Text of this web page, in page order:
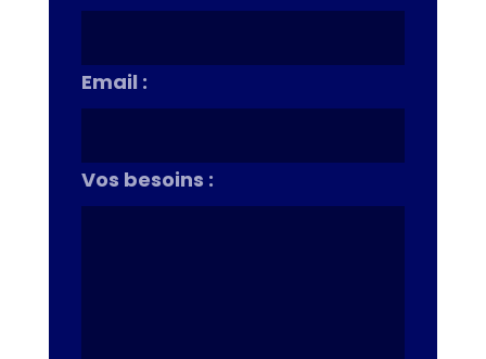
Email :
Vos besoins :